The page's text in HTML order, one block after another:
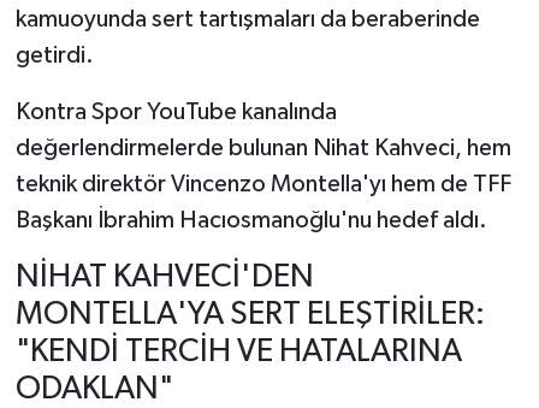
kamuoyunda sert tartışmaları da beraberinde
getirdi.
Kontra Spor YouTube kanalında
değerlendirmelerde bulunan Nihat Kahveci, hem
teknik direktör Vincenzo Montella'yı hem de TFF
Başkanı İbrahim Hacıosmanoğlu'nu hedef aldı.
NİHAT KAHVECİ'DEN
MONTELLA'YA SERT ELEŞTİRİLER:
"KENDİ TERCİH VE HATALARINA
ODAKLAN"